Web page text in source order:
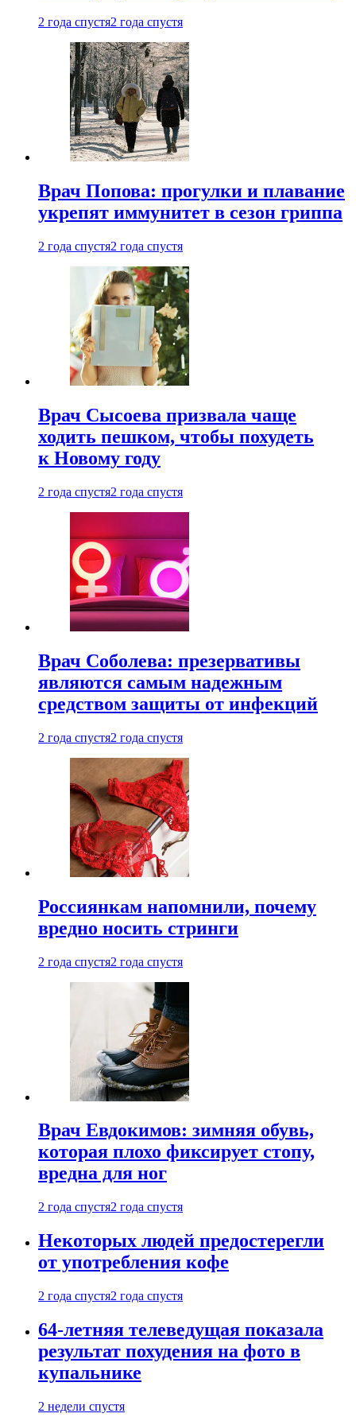
2 года спустя2 года спустя
Врач Попова: прогулки и плавание
укрепят иммунитет в сезон гриппа
2 года спустя2 года спустя
Врач Сысоева призвала чаще
ходить пешком, чтобы похудеть
к Новому году
2 года спустя2 года спустя
Врач Соболева: презервативы
являются самым надежным
средством защиты от инфекций
2 года спустя2 года спустя
Россиянкам напомнили, почему
вредно носить стринги
2 года спустя2 года спустя
Врач Евдокимов: зимняя обувь,
которая плохо фиксирует стопу,
вредна для ног
2 года спустя2 года спустя
Некоторых людей предостерегли
от употребления кофе
2 года спустя2 года спустя
64-летняя телеведущая показала
результат похудения на фото в
купальнике
2 недели спустя